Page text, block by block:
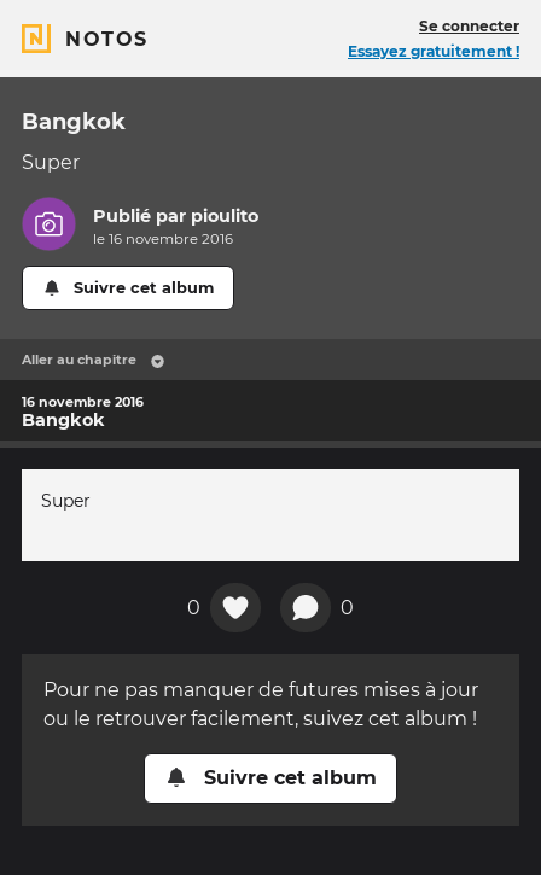
NOTOS
Se connecter
Essayez gratuitement !
Bangkok
Super
Publié par pioulito
le 16 novembre 2016
Suivre cet album
Aller au chapitre
16 novembre 2016
Bangkok
Super
0 0
Pour ne pas manquer de futures mises à jour
ou le retrouver facilement, suivez cet album !
Suivre cet album